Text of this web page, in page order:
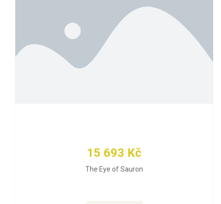
15 693 Kč
The Eye of Sauron